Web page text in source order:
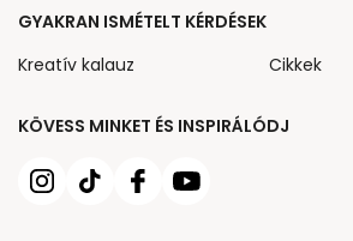
KÖVESS MINKET ÉS INSPIRÁLÓDJ
GYAKRAN ISMÉTELT KÉRDÉSEK
Kreatív kalauz
Cikkek